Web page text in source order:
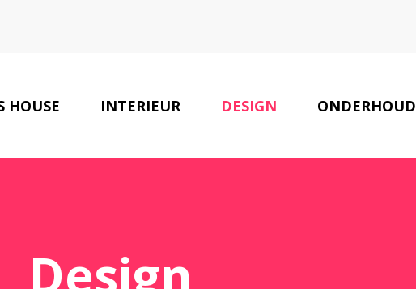
HOUSE INTERIEUR DESIGN ONDERHOUD
Design